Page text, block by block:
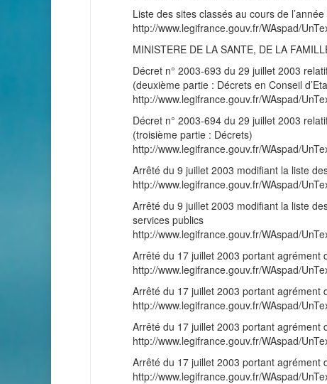
Liste des sites classés au cours de
http://www.legifrance.gouv.fr/WAspad/
MINISTERE DE LA SANTE, DE LA
Décret n° 2003-693 du 29 juillet 2003
(deuxième partie : Décrets en Conseil
http://www.legifrance.gouv.fr/WAspad/
Décret n° 2003-694 du 29 juillet 2003
(troisième partie : Décrets)
http://www.legifrance.gouv.fr/WAspad/
Arrêté du 9 juillet 2003 modifiant la liste
http://www.legifrance.gouv.fr/WAspad/
Arrêté du 9 juillet 2003 modifiant la liste
services publics
http://www.legifrance.gouv.fr/WAspad/
Arrêté du 17 juillet 2003 portant agrément
http://www.legifrance.gouv.fr/WAspad/
Arrêté du 17 juillet 2003 portant agrément
http://www.legifrance.gouv.fr/WAspad/
Arrêté du 17 juillet 2003 portant agrément
http://www.legifrance.gouv.fr/WAspad/
Arrêté du 17 juillet 2003 portant agrément
http://www.legifrance.gouv.fr/WAspad/